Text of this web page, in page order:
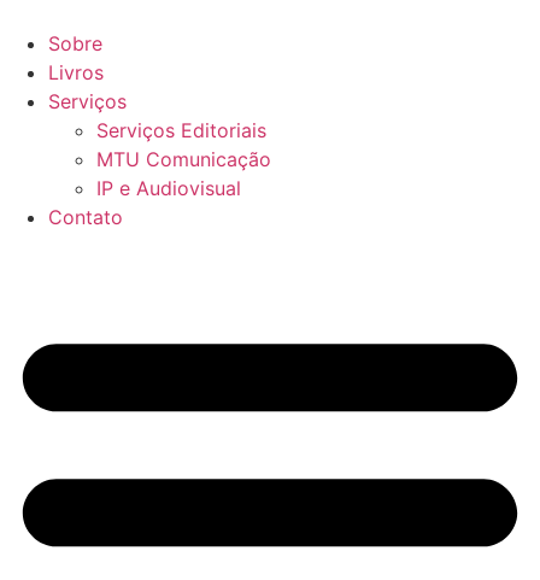
para
conteúdo
Sobre
Livros
Serviços
Serviços Editoriais
MTU Comunicação
IP e Audiovisual
Contato